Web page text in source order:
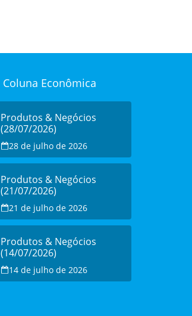
Coluna Econômica
Produtos & Negócios
(28/07/2026)
28 de julho de 2026
Produtos & Negócios
(21/07/2026)
21 de julho de 2026
Produtos & Negócios
(14/07/2026)
14 de julho de 2026